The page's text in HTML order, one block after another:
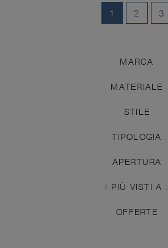
MARCA
MATERIALE
STILE
TIPOLOGIA
APERTURA
I PIÙ VISTI A :
OFFERTE
1 2 3